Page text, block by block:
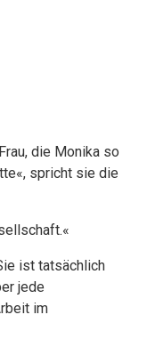
die Monika so
spricht sie die
ist tatsächlich
jede
im